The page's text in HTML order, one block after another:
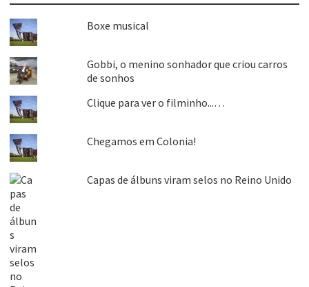
Boxe musical
Gobbi, o menino sonhador que criou carros
de sonhos
Clique para ver o filminho...…
Chegamos em Colonia!
Capas de álbuns viram selos no Reino Unido